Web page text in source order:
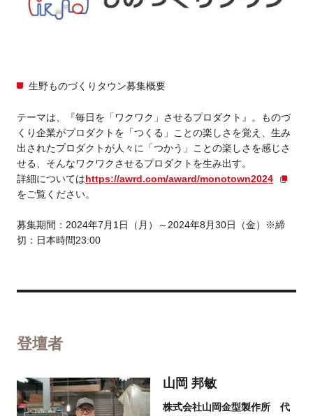
生野ものづくりタウン募集概要
テーマは、『毎日を「ワクワク」させるプロダクト』。ものづ
くり企業がプロダクトを「つくる」ことの楽しさを覚え、生み
出されたプロダクトが人々に「つかう」ことの楽しさを感じさ
せる、そんなワクワクさせるプロダクトを生み出す。
詳細についてはhttps://awrd.com/award/monotown2024
をご覧ください。
募集期間：2024年7月1日（月）～2024年8月30日（金）
※締
切：日本時間23:00
登壇者
山岡 邦敏
株式会社山岡金型製作所 代